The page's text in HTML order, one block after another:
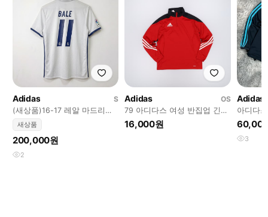
Adidas
S
(새상품)16-17 레알 마드리드
가리스 베일 유니폼(No.156)
새상품
200,000원
2
Adidas
OS
79 아디다스 여성 반집업 긴팔
0807H2
16,000원
Adidas
아디다
풋
3